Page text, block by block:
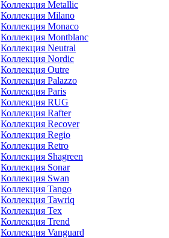
Коллекция Metallic
Коллекция Milano
Коллекция Monaco
Коллекция Montblanc
Коллекция Neutral
Коллекция Nordic
Коллекция Outre
Коллекция Palazzo
Коллекция Paris
Коллекция RUG
Коллекция Rafter
Коллекция Recover
Коллекция Regio
Коллекция Retro
Коллекция Shagreen
Коллекция Sonar
Коллекция Swan
Коллекция Tango
Коллекция Tawriq
Коллекция Tex
Коллекция Trend
Коллекция Vanguard